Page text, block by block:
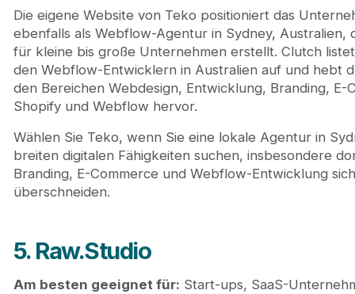
Die eigene Website von Teko positioniert das
ebenfalls als Webflow-Agentur in Sydney, Australien,
für kleine bis große Unternehmen erstellt. Clutch
den Webflow-Entwicklern in Australien auf und hebt
den Bereichen Webdesign, Entwicklung, Branding, E-
Shopify und Webflow hervor.
Wählen Sie Teko, wenn Sie eine lokale Agentur in
breiten digitalen Fähigkeiten suchen, insbesondere
Branding, E-Commerce und Webflow-Entwicklung sich
überschneiden.
5. Raw.Studio
Am besten geeignet für: Start-ups, SaaS-